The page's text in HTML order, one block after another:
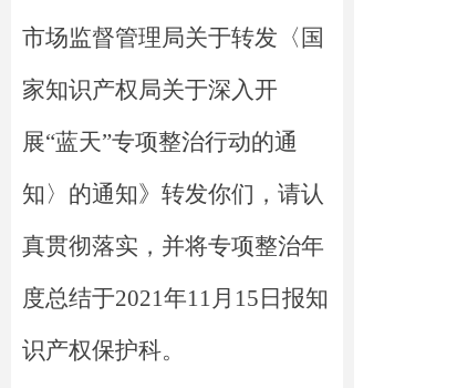
市场监督管理局关于转发〈国
家知识产权局关于深入开
展“蓝天”专项整治行动的通
知〉的通知》转发你们，请认
真贯彻落实，并将专项整治年
度总结于2021年11月15日报知
识产权保护科。